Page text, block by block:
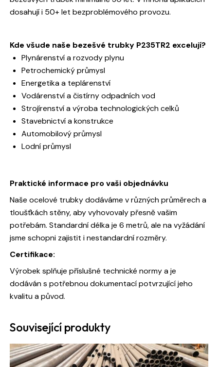
dosahují i 50+ let bezproblémového provozu.
Kde všude naše bezešvé trubky P235TR2 excelují?
Plynárenství a rozvody plynu
Petrochemický průmysl
Energetika a teplárenství
Vodárenství a čistírny odpadních vod
Strojírenství a výroba technologických celků
Stavebnictví a konstrukce
Automobilový průmysl
Lodní průmysl
Praktické informace pro vaši objednávku
Naše ocelové trubky dodáváme v různých průměrech a
tloušťkách stěny, aby vyhovovaly přesně vašim
potřebám. Standardní délka je 6 metrů, ale na vyžádání
jsme schopni zajistit i nestandardní rozměry.
Certifikace:
Výrobek splňuje příslušné technické normy a je
dodáván s potřebnou dokumentací potvrzující jeho
kvalitu a původ.
Související produkty